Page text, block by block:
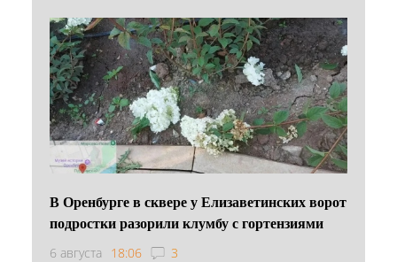
В Оренбурге в сквере у Елизаветинских ворот
подростки разорили клумбу с гортензиями
6 августа 18:06 3